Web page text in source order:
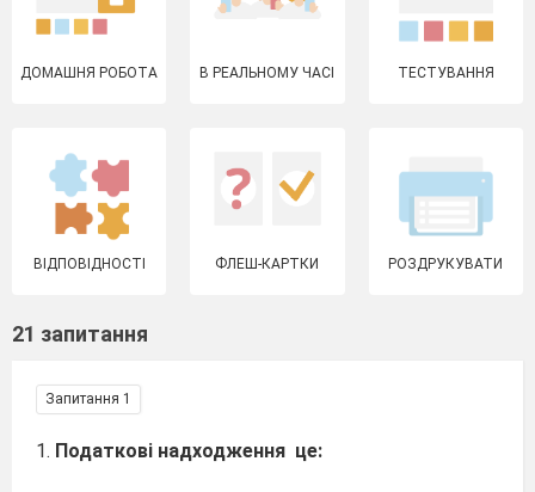
ДОМАШНЯ РОБОТА В РЕАЛЬНОМУ ЧАСІ ТЕСТУВАННЯ
ВІДПОВІДНОСТІ ФЛЕШ-КАРТКИ РОЗДРУКУВАТИ
21 запитання
Запитання 1
1. Податкові надходження це: